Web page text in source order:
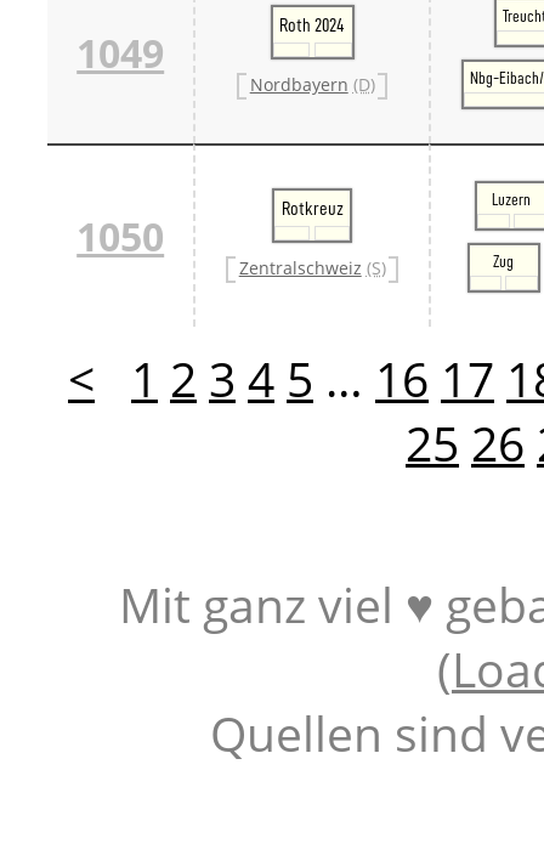
1049
Roth 2024
Nordbayern (D) Nbg-
1050
Rotkreuz
Zentralschweiz (S)
Luzern
Zug
< 1 2 3 4 5 … 16 17
25 26
Mit ganz viel ♥
(
Quellen sind